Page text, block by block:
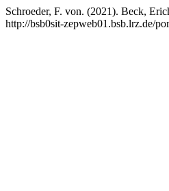
Schroeder, F. von. (2021). Beck,
http://bsb0sit-zepweb01.bsb.lrz.de/